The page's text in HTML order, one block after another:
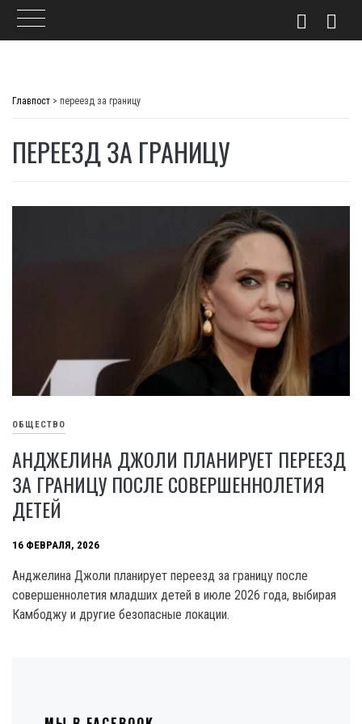
Главпост > переезд за границу
ПЕРЕЕЗД ЗА ГРАНИЦУ
ОБЩЕСТВО
АНДЖЕЛИНА ДЖОЛИ ПЛАНИРУЕТ ПЕРЕЕЗД
ЗА ГРАНИЦУ ПОСЛЕ СОВЕРШЕННОЛЕТИЯ
ДЕТЕЙ
16 ФЕВРАЛЯ, 2026
Анджелина Джоли планирует переезд за границу после
совершеннолетия младших детей в июле 2026 года, выбирая
Камбоджу и другие безопасные локации.